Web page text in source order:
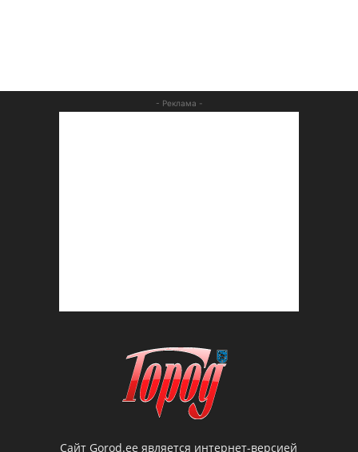
- Реклама -
Сайт Gorod.ee является интернет-версией